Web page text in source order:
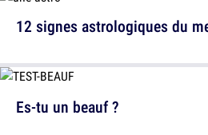
12 signes astrologiques du
Es-tu un beauf ?